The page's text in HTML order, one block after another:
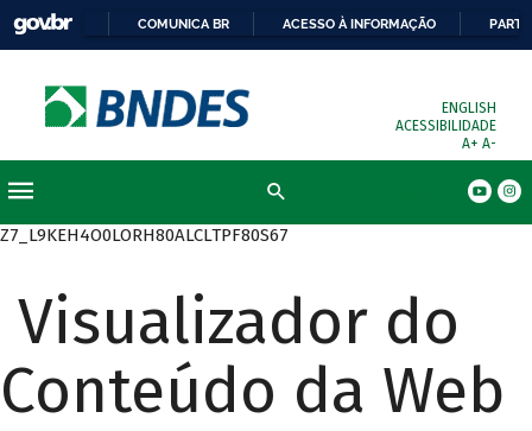
COMUNICA BR ACESSO À INFORMAÇÃO
ENGLISH
ACESSIBILIDADE
A+ A-
Z7_L9KEH4O0LORH80ALCLTPF80S67
Visualizador do
Conteúdo da Web